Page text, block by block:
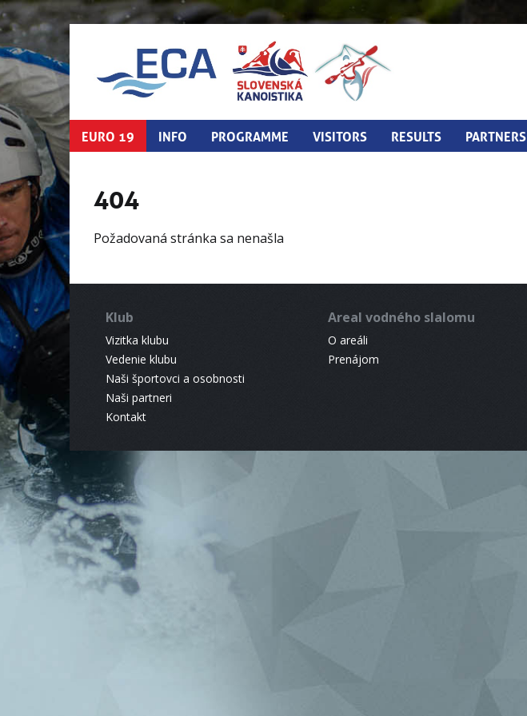
EURO 19 INFO PROGRAMME VISITORS RESULTS PARTNERS
404
Požadovaná stránka sa nenašla
Klub
Vizitka klubu
Vedenie klubu
Naši športovci a osobnosti
Naši partneri
Kontakt
Areal vodného slalomu
O areáli
Prenájom